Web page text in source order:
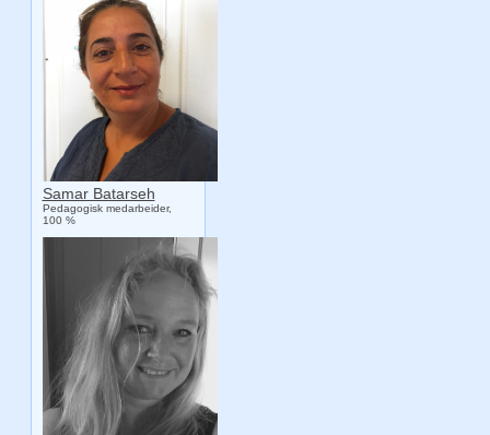
Samar Batarseh
Pedagogisk medarbeider,
100 %